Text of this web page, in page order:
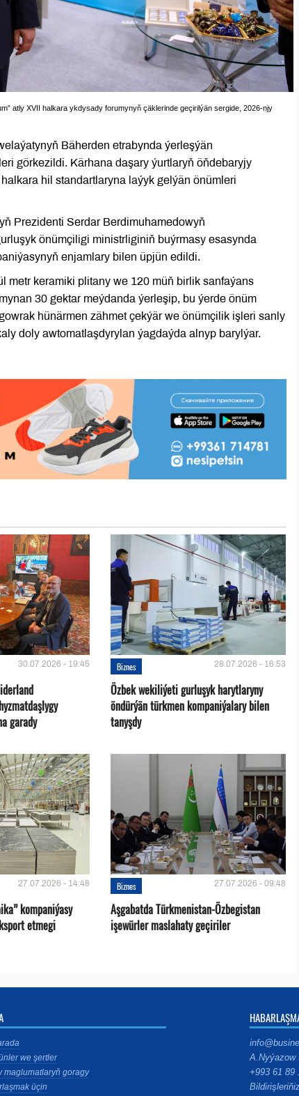
atly XVII halkara ykdysady forumynyň çäklerinde geçirilýän sergide, 2026-njy
Bäherden etrabynda ýerleşýän
görkezildi. Kärhana daşary ýurtlaryň öňdebaryjy
hil standartlaryna laýyk gelýän önümleri
Prezidenti Serdar Berdimuhamedowyň
önümçiligi ministrliginiň buýrmasy esasynda
enjamlary bilen üpjün edildi.
metr keramiki plitany we 120 müň birlik sanfaýans
30 gektar meýdanda ýerleşip, bu ýerde önüm
hünärmen zähmet çekýär we önümçilik işleri sanly
doly awtomatlaşdyrylan ýagdaýda alnyp barylýar.
30.07.2026 - 19:45
garady
Biznes 28.07.2026 - 16:53
Özbek wekiliýeti gurluşyk harytlaryny
öndürýän türkmen kompaniýalary bilen
tanyşdy
27.07.2026 - 14:48
kompaniýasy
etmegi
Biznes 27.07.2026 - 09:48
Aşgabatda Türkmenistan-Özbegistan
işewürler maslahaty geçiriler
we şertler
maglumatlaryň goragy
üçin
A.Nyýazow
+993 61 89